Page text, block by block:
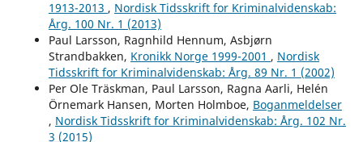
1913-2013 , Nordisk Tidsskrift for Kriminalvidenskab:
Årg. 100 Nr. 1 (2013)
Paul Larsson, Ragnhild Hennum, Asbjørn
Strandbakken, Kronikk Norge 1999-2001 , Nordisk
Tidsskrift for Kriminalvidenskab: Årg. 89 Nr. 1 (2002)
Per Ole Träskman, Paul Larsson, Ragna Aarli, Helén
Örnemark Hansen, Morten Holmboe, Boganmeldelser
, Nordisk Tidsskrift for Kriminalvidenskab: Årg. 102 Nr.
3 (2015)